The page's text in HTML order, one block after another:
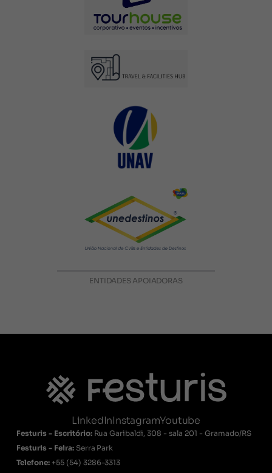
ENTIDADES APOIADORAS
LinkedInInstagramYoutube
Festuris - Escritório: Rua Garibaldi, 308 - sala 201 - Gramado/RS
Festuris - Feira: Serra Park
Telefone: +55 (54) 3286-3313